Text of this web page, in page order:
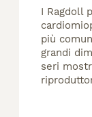
I Ragdoll
più
grandi
seri